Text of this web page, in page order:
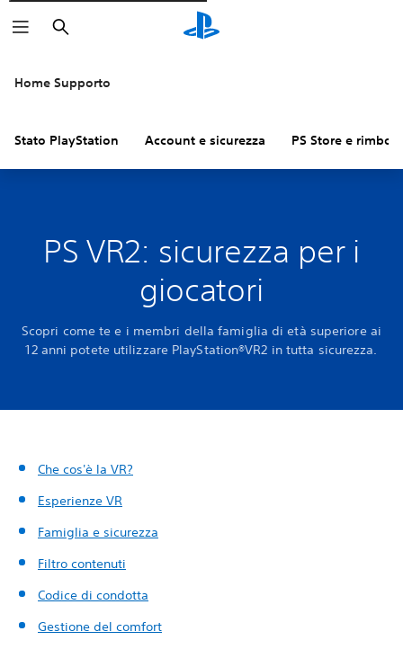
Cerca
Home Supporto
Stato PlayStation Account e sicurezza PS Store e
PS VR2: sicurezza per i
giocatori
Scopri come te e i membri della famiglia di età superiore ai
12 anni potete utilizzare PlayStation®VR2 in tutta sicurezza.
Che cos'è la VR?
Esperienze VR
Famiglia e sicurezza
Filtro contenuti
Codice di condotta
Gestione del comfort